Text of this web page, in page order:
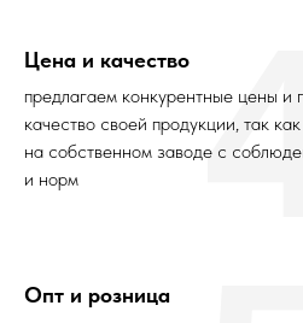
Цена и качество
предлагаем конкурентные цены и
качество своей продукции, так
на собственном заводе с
и норм
Опт и розница